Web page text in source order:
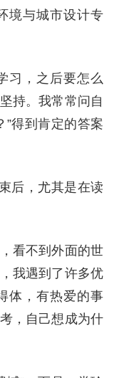
境与城市设计专
习，之后要怎么
持。我常常问自
”得到肯定的答案
后，尤其是在读
看不到外面的世
我遇到了许多优
体，有热爱的事
，自己想成为什